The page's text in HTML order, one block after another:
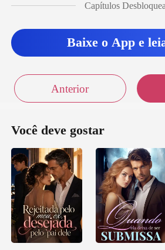
Capítulos
Baixe o App e
Anterior
Você deve gostar